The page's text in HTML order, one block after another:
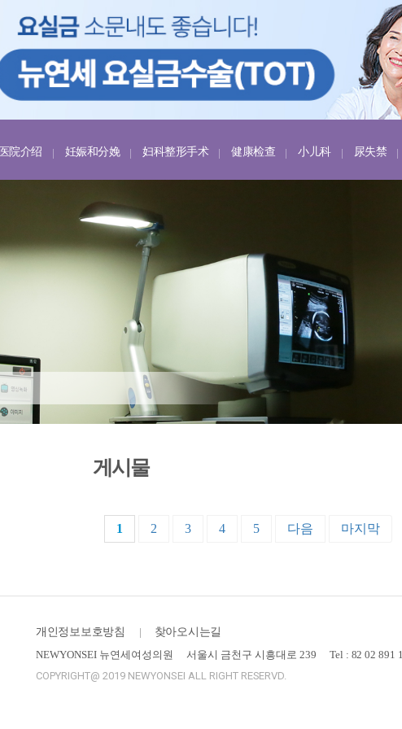
医院介绍 妊娠和分娩 妇科整形手术 健康检查 小儿科 尿失禁
게시물
1 2 3 4 5 다음 마지막
개인정보보호방침
찾아오시는길
NEWYONSEI 뉴연세여성의원
서울시 금천구 시흥대로 239 Tel : 82 02 891
COPYRIGHT@ 2019 NEWYONSEI ALL RIGHT RESERVD.